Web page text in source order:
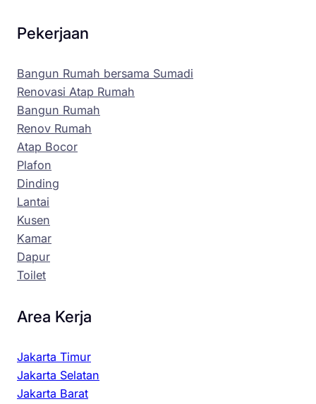
Pekerjaan
Bangun Rumah bersama Sumadi
Renovasi Atap Rumah
Bangun Rumah
Renov Rumah
Atap Bocor
Plafon
Dinding
Lantai
Kusen
Kamar
Dapur
Toilet
Area Kerja
Jakarta Timur
Jakarta Selatan
Jakarta Barat